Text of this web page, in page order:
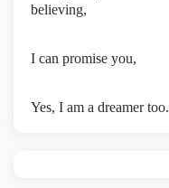
believing,
I can promise you,
Yes, I am a dreamer too.